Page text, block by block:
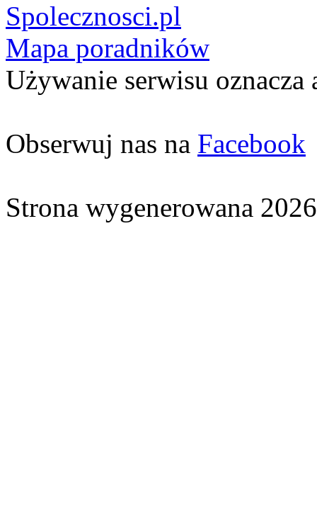
Spolecznosci.pl
Mapa poradników
Używanie serwisu oznacza
Obserwuj nas na Facebook
Strona wygenerowana